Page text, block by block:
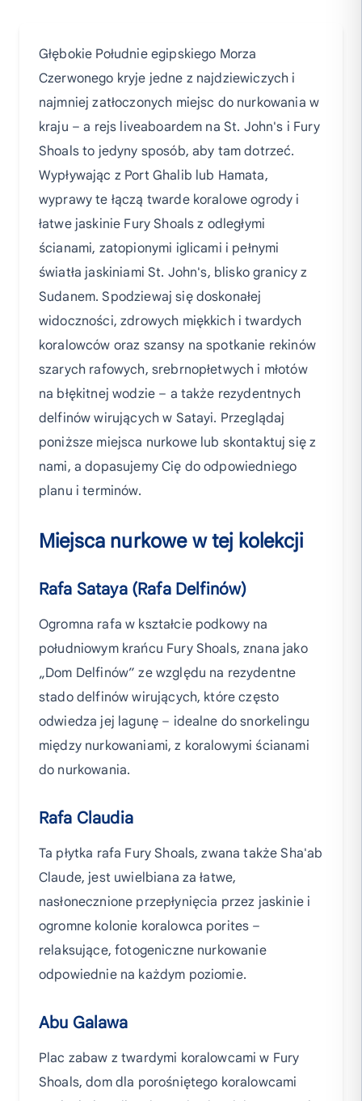
Głębokie Południe egipskiego Morza
Czerwonego kryje jedne z najdziewiczych i
najmniej zatłoczonych miejsc do nurkowania w
kraju – a rejs liveaboardem na St. John's i Fury
Shoals to jedyny sposób, aby tam dotrzeć.
Wypływając z Port Ghalib lub Hamata,
wyprawy te łączą twarde koralowe ogrody i
łatwe jaskinie Fury Shoals z odległymi
ścianami, zatopionymi iglicami i pełnymi
światła jaskiniami St. John's, blisko granicy z
Sudanem. Spodziewaj się doskonałej
widoczności, zdrowych miękkich i twardych
koralowców oraz szansy na spotkanie rekinów
szarych rafowych, srebrnopłetwych i młotów
na błękitnej wodzie – a także rezydentnych
delfinów wirujących w Satayi. Przeglądaj
poniższe miejsca nurkowe lub skontaktuj się z
nami, a dopasujemy Cię do odpowiedniego
planu i terminów.
Miejsca nurkowe w tej kolekcji
Rafa Sataya (Rafa Delfinów)
Ogromna rafa w kształcie podkowy na
południowym krańcu Fury Shoals, znana jako
„Dom Delfinów” ze względu na rezydentne
stado delfinów wirujących, które często
odwiedza jej lagunę – idealne do snorkelingu
między nurkowaniami, z koralowymi ścianami
do nurkowania.
Rafa Claudia
Ta płytka rafa Fury Shoals, zwana także Sha'ab
Claude, jest uwielbiana za łatwe,
nasłonecznione przepłynięcia przez jaskinie i
ogromne kolonie koralowca porites –
relaksujące, fotogeniczne nurkowanie
odpowiednie na każdym poziomie.
Abu Galawa
Plac zabaw z twardymi koralowcami w Fury
Shoals, dom dla porośniętego koralowcami